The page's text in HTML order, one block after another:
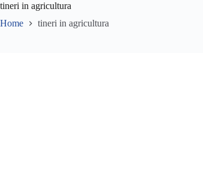
tineri in agricultura
Home
tineri in agricultura